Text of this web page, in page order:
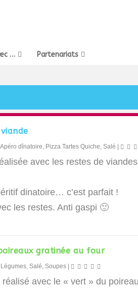
… Partenariats
|Apéro dînatoire, Pizza Tartes Quiche,Salé
avec les restes de
dinatoire… c’est parfait !
les restes. Anti gaspi 🙂
gratinée au four
Légumes,Salé,Soupes
réalisé avec le « vert » du